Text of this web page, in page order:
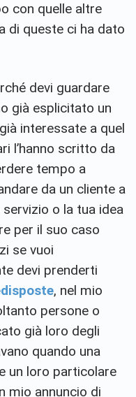
con quelle altre
di queste ci ha dato
devi guardare
già esplicitato un
interessate a quel
l’hanno scritto da
tempo a
da un cliente a
o la tua idea
per il suo caso
se vuoi
devi prenderti
, nel mio
persone o
già loro degli
quando una
un loro particolare
mio annuncio di